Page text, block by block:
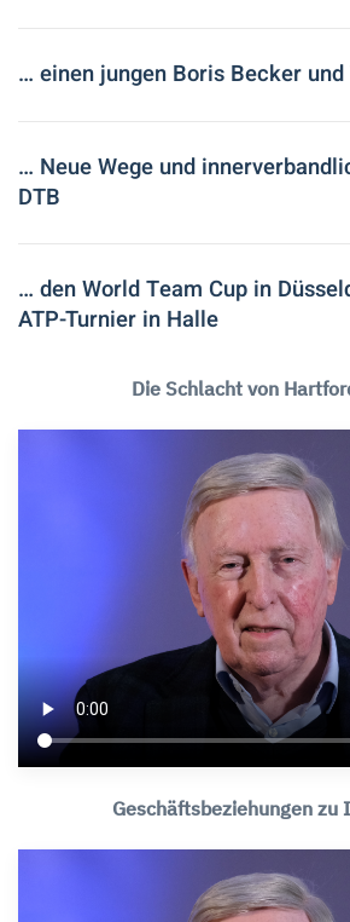
… einen jungen Boris Becker
… Neue Wege und
DTB
… den World Team Cup in
ATP-Turnier in Halle
Die Schlacht von
Geschäftsbeziehungen zu